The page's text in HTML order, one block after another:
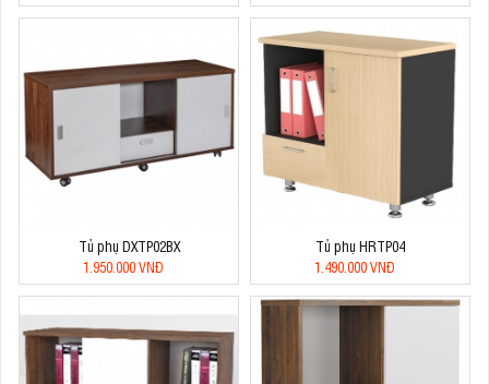
Tủ phụ DXTP02BX
1.950.000 VNĐ
Tủ phụ HRTP04
1.490.000 VNĐ